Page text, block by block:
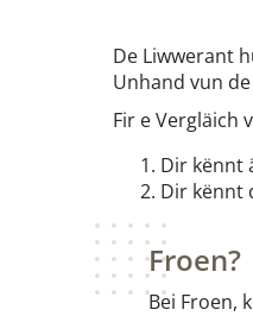
De Liwwerant
Unhand vun
Fir e Vergläich
Dir kënnt
Dir kënnt
Froen?
Bei Froen,